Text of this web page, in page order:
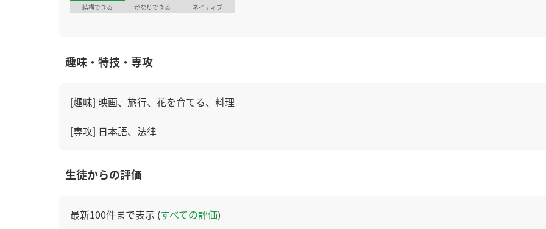
結構できる
かなりできる ネイティブ
趣味・特技・専攻
[趣味] 映画、旅行、花を育てる、料理
[専攻] 日本語、法律
生徒からの評価
最新100件まで表示 (すべての評価)